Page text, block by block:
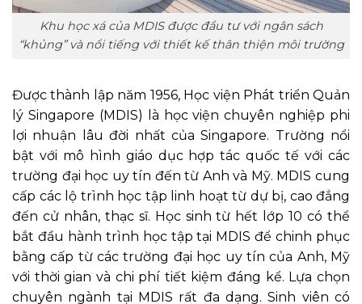
Khu học xá của MDIS được đầu tư với ngân sách
“khủng” và nổi tiếng với thiết kế thân thiện môi trường
Được thành lập năm 1956, Học viện Phát triển Quản
lý Singapore (MDIS) là học viện chuyên nghiệp phi
lợi nhuận lâu đời nhất của Singapore. Trường nổi
bật với mô hình giáo dục hợp tác quốc tế với các
trường đại học uy tín đến từ Anh và Mỹ. MDIS cung
cấp các lộ trình học tập linh hoạt từ dự bị, cao đẳng
đến cử nhân, thạc sĩ. Học sinh từ hết lớp 10 có thể
bắt đầu hành trình học tập tại MDIS để chinh phục
bằng cấp từ các trường đại học uy tín của Anh, Mỹ
với thời gian và chi phí tiết kiệm đáng kể. Lựa chọn
chuyên ngành tại MDIS rất đa dạng. Sinh viên có